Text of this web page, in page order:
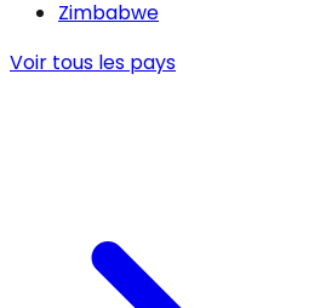
Zimbabwe
Voir tous les pays